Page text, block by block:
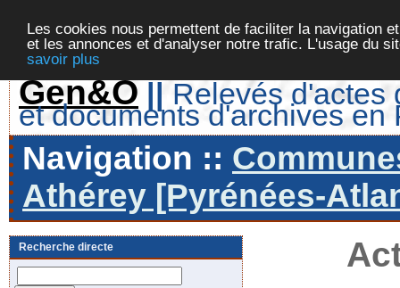
Les cookies nous permettent de faciliter la navigation
et les annonces et d'analyser notre trafic. L'usage du
savoir plus
Gen&O || Relevés d'actes
et documents d'archives en
Navigation ::
Athérey [Pyrénées-
Recherche directe